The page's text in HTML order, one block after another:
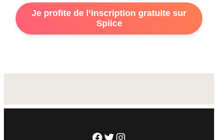
Je profite de l’inscription gratuite sur
Spiice
Facebook
Twitter
Instagram